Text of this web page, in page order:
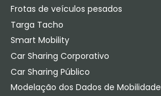
Frotas de veículos pesados
Targa Tacho
Smart Mobility
Car Sharing Corporativo
Car Sharing Público
Modelação dos Dados de Mobilidade